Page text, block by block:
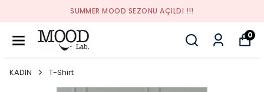
SUMMER MOOD SEZONU AÇILDI !!!
0
KADIN T-Shirt